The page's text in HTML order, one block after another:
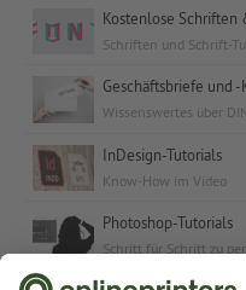
Kostenlose Schriften
Schriften und Schrift-
Geschäftsbriefe und
Wissenswertes über
InDesign-Tutorials
Know-How im Video
Photoshop-Tutorials
Schritt für Schritt zu